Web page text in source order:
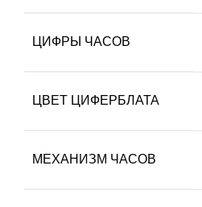
ЦИФРЫ ЧАСОВ
ЦВЕТ ЦИФЕРБЛАТА
МЕХАНИЗМ ЧАСОВ